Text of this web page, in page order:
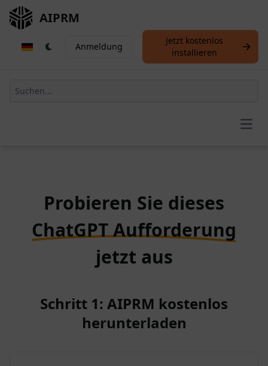
AIPRM
Anmeldung
Jetzt kostenlos
installieren
Probieren Sie dieses
ChatGPT Aufforderung
jetzt aus
Schritt 1: AIPRM kostenlos
herunterladen